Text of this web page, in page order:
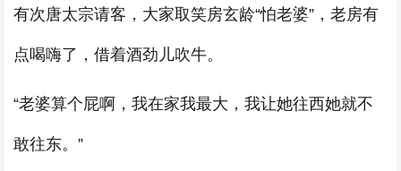
有次唐太宗请客，大家取笑房玄龄“怕老婆”，老房有
点喝嗨了，借着酒劲儿吹牛。
“老婆算个屁啊，我在家我最大，我让她往西她就不
敢往东。”